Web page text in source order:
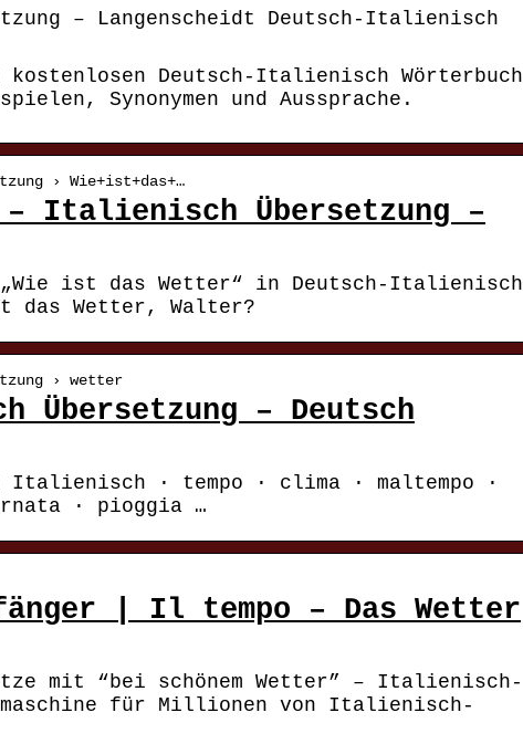
– Langenscheidt Deutsch-Italienisch
kostenlosen Deutsch-Italienisch Wörterbuch
Synonymen und Aussprache.
› Wie+ist+das+…
Italienisch Übersetzung –
„Wie ist das Wetter“ in Deutsch-Italienisch
das Wetter, Walter?
› wetter
– Deutsch
Italienisch · tempo · clima · maltempo ·
· pioggia …
| Il tempo – Das Wetter
mit “bei schönem Wetter” – Italienisch-
für Millionen von Italienisch-